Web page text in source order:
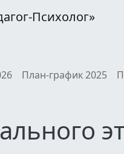
Психолог»
План-график 2025